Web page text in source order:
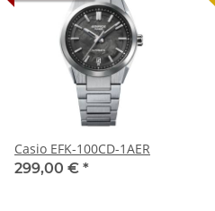
Casio EFK-100CD-1AER
299,00 € *